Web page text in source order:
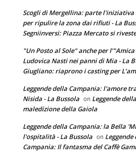
Scogli di Mergellina: parte
per ripulire la zona dai rifiuti - La
Segniinversi: Piazza Mercato si
"Un Posto al Sole" anche per
Ludovica Nasti nei panni di Mia - La
Giugliano: riaprono i casting per
Leggende della Campania: l'amore
Nisida - La Bussola on Leggende
maledizione della Gaiola
Leggende della Campania: la Bella
l'ospitalità - La Bussola on Leggende
Campania: Il fantasma del Caffè